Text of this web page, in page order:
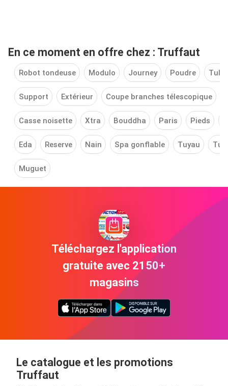
En ce moment en offre chez : Truffaut
Robot tondeuse Modulo Journey Poudre
Support Extérieur Coupe branches télescopique
Casse noisette Xtra Bouddha Paris Pieds
Eda Reserve Nain Spa gonflable Tuyau
Muguet
Téléchargez l'application
gratuite avec 2150+
magasins
Le catalogue et les promotions
Truffaut